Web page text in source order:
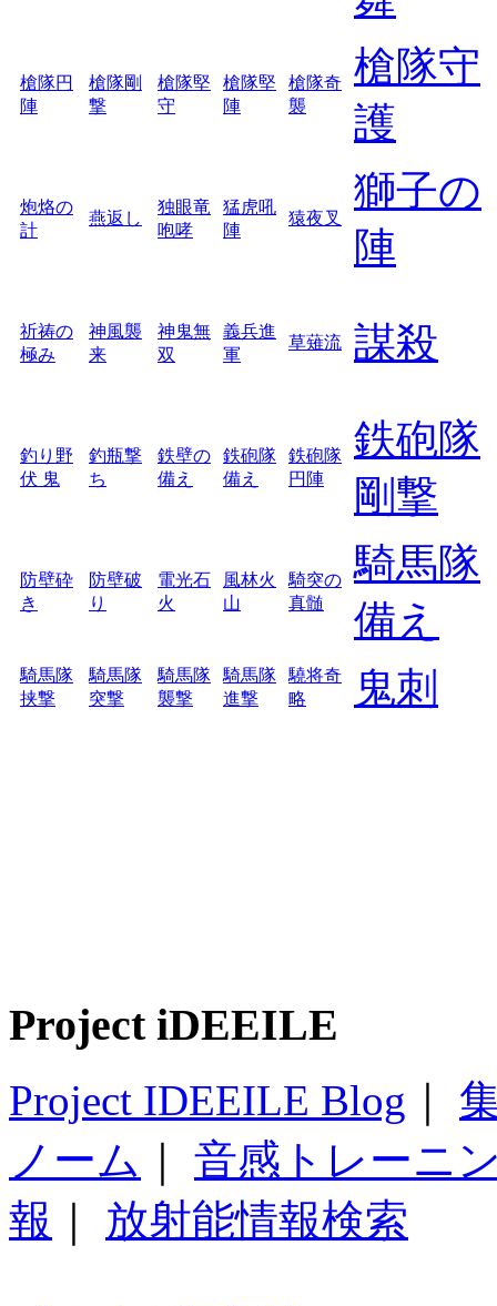
槍隊円
陣
槍隊剛
撃
槍隊堅
守
槍隊堅
陣
槍隊奇
襲
槍隊守
護
炮烙の
計
燕返し
独眼竜
咆哮
猛虎吼
陣
猿夜叉
獅子の
陣
祈祷の
極み
神風襲
来
神鬼無
双
義兵進
軍
草薙流 謀殺
釣り野
伏 鬼
釣瓶撃
ち
鉄壁の
備え
鉄砲隊
備え
鉄砲隊
円陣
鉄砲隊
剛撃
防壁砕
き
防壁破
り
電光石
火
風林火
山
騎突の
真髄
騎馬隊
備え
騎馬隊
挟撃
騎馬隊
突撃
騎馬隊
襲撃
騎馬隊
進撃
驍将奇
略
鬼刺
Project iDEEILE
Project IDEEILE Blog
ノーム
音感トレーニ
報
放射能情報検索